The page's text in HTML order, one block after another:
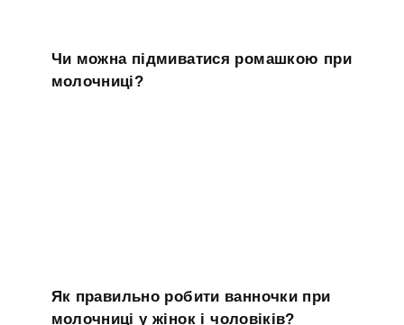
Чи можна підмиватися ромашкою при
молочниці?
Як правильно робити ванночки при
молочниці у жінок і чоловіків?